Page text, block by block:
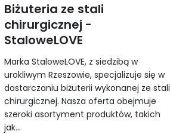
Biżuteria ze stali
chirurgicznej -
StaloweLOVE
Marka StaloweLOVE, z siedzibą w
urokliwym Rzeszowie, specjalizuje się w
dostarczaniu biżuterii wykonanej ze stali
chirurgicznej. Nasza oferta obejmuje
szeroki asortyment produktów, takich
jak...